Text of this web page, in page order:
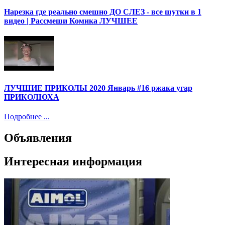
Нарезка где реально смешно ДО СЛЕЗ - все шутки в 1
видео | Рассмеши Комика ЛУЧШЕЕ
ЛУЧШИЕ ПРИКОЛЫ 2020 Январь #16 ржака угар
ПРИКОЛЮХА
Подробнее ...
Объявления
Интересная информация